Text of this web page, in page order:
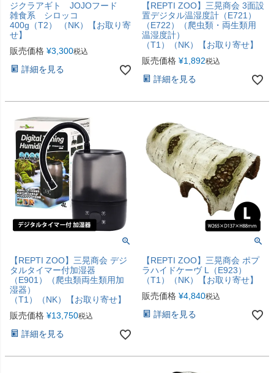
ジクラアギト JOJOフード
雑食系 シロッコ
400g（T2） （NK）【お取り寄
せ】
販売価格 ¥3,300税込
詳細を見る
【REPTI ZOO】三晃商会 3面設
置デジタル温湿度計（E721）
（E722）（爬虫類・両生類用
温湿度計）
（T1）（NK）【お取り寄せ】
販売価格 ¥1,892税込
詳細を見る
【REPTI ZOO】三晃商会 デジ
タルタイマー付加湿器
（E901）（爬虫類両生類用加
湿器）
（T1）（NK）【お取り寄せ】
販売価格 ¥13,750税込
詳細を見る
【REPTI ZOO】三晃商会 ポプ
ラハイドケーヴ L（E923）
（T1）（NK）【お取り寄せ】
販売価格 ¥4,840税込
詳細を見る